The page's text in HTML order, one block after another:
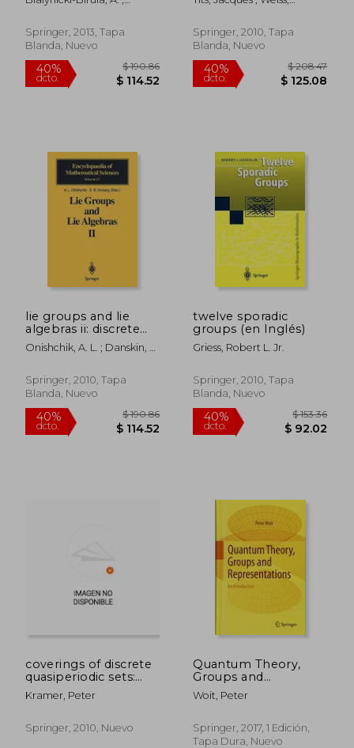
45%
dcto.
40% 40%
adjoint
the adjoint action (en
Inglés)
Springer, 2013, Tapa
Blanda, Nuevo
Springer, 2010, Tapa
Blanda, Nuevo
lie groups and lie
algebras ii: discrete
subgroups of lie
groups and
groups and lie
algebras (en Inglés)
Onishchik, A. L. ; Danskin, J.
Springer, 2010, Tapa
Blanda, Nuevo
twelve sporadic
groups (en Inglés)
Griess, Robert L. Jr.
Springer, 2010, Tapa
Blanda, Nuevo
coverings of discrete
quasiperiodic sets:
theory and
applications to
Inglés)
Kramer, Peter
Springer, 2010, Nuevo
Quantum Theory,
Groups and
Representations: An
Introduction (en
Woit, Peter
Springer, 2017, 1 Edición,
Tapa Dura, Nuevo